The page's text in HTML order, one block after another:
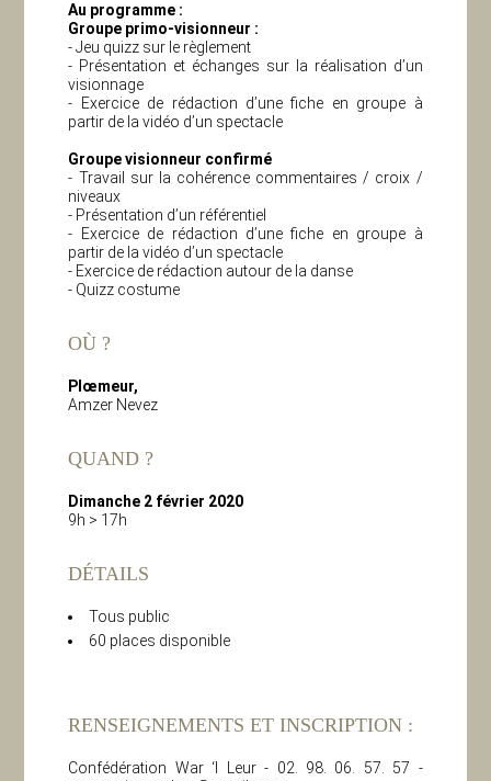
Au programme :
Groupe primo-visionneur :
- Jeu quizz sur le règlement
- Présentation et échanges sur la réalisation d’un
visionnage
- Exercice de rédaction d’une fiche en groupe à
partir de la vidéo d’un spectacle
Groupe visionneur confirmé
- Travail sur la cohérence commentaires / croix /
niveaux
- Présentation d’un référentiel
- Exercice de rédaction d’une fiche en groupe à
partir de la vidéo d’un spectacle
- Exercice de rédaction autour de la danse
- Quizz costume
OÙ ?
Plœmeur,
Amzer Nevez
QUAND ?
Dimanche 2 février 2020
9h > 17h
DÉTAILS
Tous public
60 places disponible
RENSEIGNEMENTS ET INSCRIPTION :
Confédération War ‘l Leur - 02. 98. 06. 57. 57 -